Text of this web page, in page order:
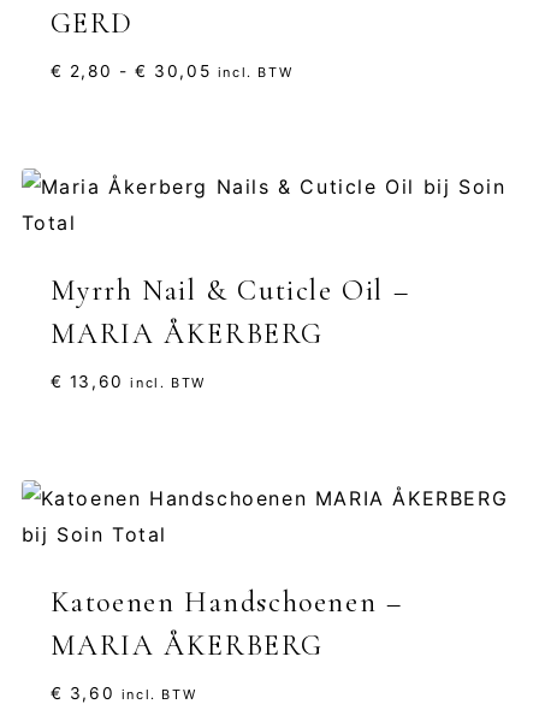
GERD
€ 2,80 - € 30,05 Prijsklasse:
incl. BTW
Myrrh Nail & Cuticle Oil –
MARIA ÅKERBERG
€ 13,60 incl. BTW
Katoenen Handschoenen –
MARIA ÅKERBERG
€ 3,60 incl. BTW